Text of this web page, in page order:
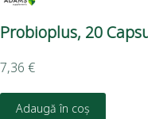
Probioplus, 20
7,36 €
Adaugă în coș